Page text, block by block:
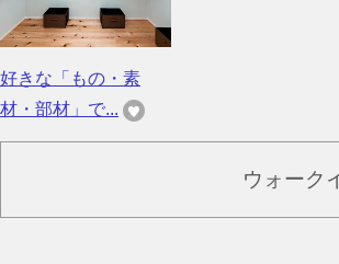
好きな「もの・素
材・部材」で...
ウォーク